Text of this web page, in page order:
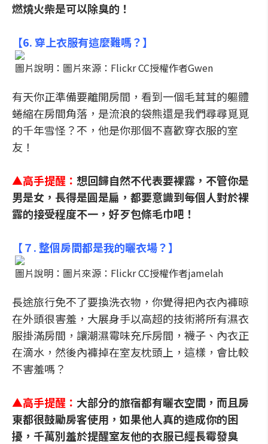
燃燒火柴是可以除臭的！
【6. 穿上衣服有這麼難嗎？】
圖片說明：圖片來源：Flickr CC授權作者Gwen
有天你正準備要離開房間，看到一個毛茸茸的軀體
蜷縮在房間角落，是流浪的袋熊還是我們尋尋覓覓
的千年雪怪？不，他是你那個不喜歡穿衣服的室
友！
▲高手提醒： 想回歸自然不代表要裸露，不管你是
男是女，長得是圓是扁，都要意識到每個人對於裸
露的接受程度不一，好歹包條毛巾吧！
【７. 整個房間都是我的曬衣場？】
圖片說明：圖片來源：Flickr CC授權作者jamelah
長途旅行免不了要換洗衣物，你覺得把內衣內褲晾
在外頭很害羞，大展身手以高超的技術將所有濕衣
服掛滿房間，讓潮濕霉味充斥房間，襪子、內衣正
在滴水，然後內褲掉在室友枕頭上，這樣，會比較
不害羞嗎？
▲高手提醒： 大部分的旅宿都有曬衣空間，而且房
東都很鼓勵房客使用，如果他人真的造成你的困
擾，千萬別羞於提醒室友他的衣服已經長霉發臭